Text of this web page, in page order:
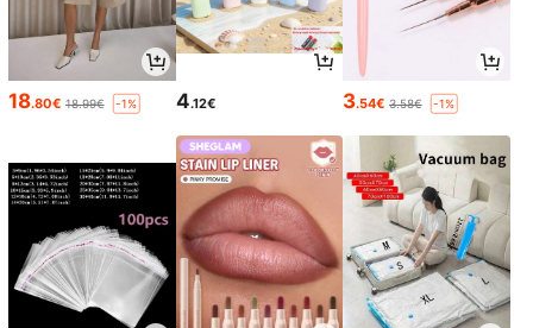
18.80€ 18.99€ -1% 4.12€ 3.54€ 3.58€ -1%